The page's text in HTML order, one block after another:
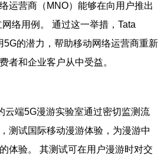
运营商（MNO）能够在向用户推出
络用例。 通过这一举措，Tata
的潜力，帮助移动网络运营商重新
者和企业客户从中受益。
云端5G漫游实验室通过密切监测流
测试国际移动漫游体验，为漫游中
体验。 其测试可在用户漫游时对交